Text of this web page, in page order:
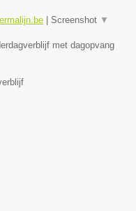
Screenshot ▼
met dagopvang